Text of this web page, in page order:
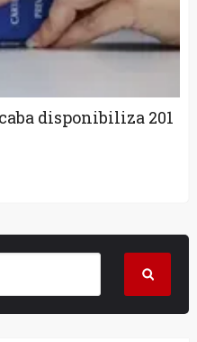
disponibiliza 201